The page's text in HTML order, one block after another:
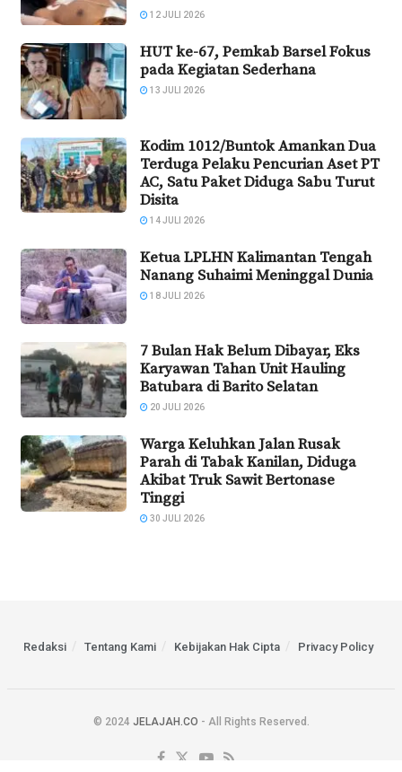
12 JULI 2026
HUT ke-67, Pemkab Barsel Fokus
pada Kegiatan Sederhana
13 JULI 2026
Kodim 1012/Buntok Amankan Dua
Terduga Pelaku Pencurian Aset PT
AC, Satu Paket Diduga Sabu Turut
Disita
14 JULI 2026
Ketua LPLHN Kalimantan Tengah
Nanang Suhaimi Meninggal Dunia
18 JULI 2026
7 Bulan Hak Belum Dibayar, Eks
Karyawan Tahan Unit Hauling
Batubara di Barito Selatan
20 JULI 2026
Warga Keluhkan Jalan Rusak
Parah di Tabak Kanilan, Diduga
Akibat Truk Sawit Bertonase
Tinggi
30 JULI 2026
Redaksi Tentang Kami Kebijakan Hak Cipta Privacy Policy
© 2024 JELAJAH.CO - All Rights Reserved.